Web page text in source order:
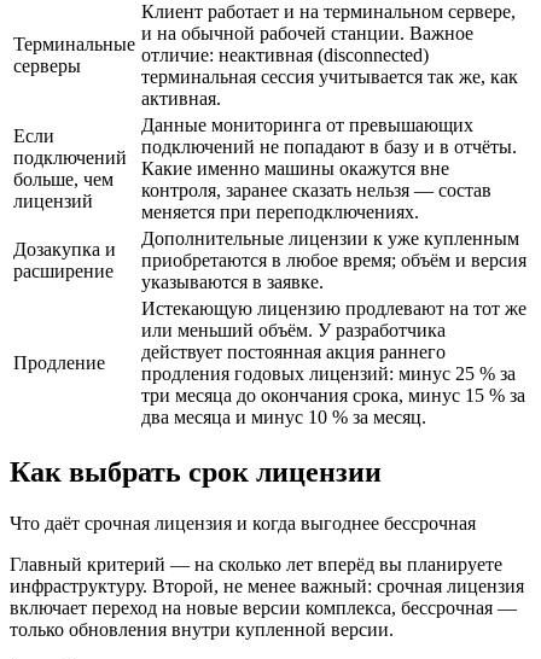
Терминальные
серверы
Клиент работает и на терминальном сервере,
и на обычной рабочей станции. Важное
отличие: неактивная (disconnected)
терминальная сессия учитывается так же, как
активная.
Если
подключений
больше, чем
лицензий
Данные мониторинга от превышающих
подключений не попадают в базу и в отчёты.
Какие именно машины окажутся вне
контроля, заранее сказать нельзя — состав
меняется при переподключениях.
Дозакупка и
расширение
Дополнительные лицензии к уже купленным
приобретаются в любое время; объём и версия
указываются в заявке.
Продление
Истекающую лицензию продлевают на тот же
или меньший объём. У разработчика
действует постоянная акция раннего
продления годовых лицензий: минус 25 % за
три месяца до окончания срока, минус 15 % за
два месяца и минус 10 % за месяц.
Как выбрать срок лицензии
Что даёт срочная лицензия и когда выгоднее бессрочная
Главный критерий — на сколько лет вперёд вы планируете
инфраструктуру. Второй, не менее важный: срочная лицензия
включает переход на новые версии комплекса, бессрочная —
только обновления внутри купленной версии.